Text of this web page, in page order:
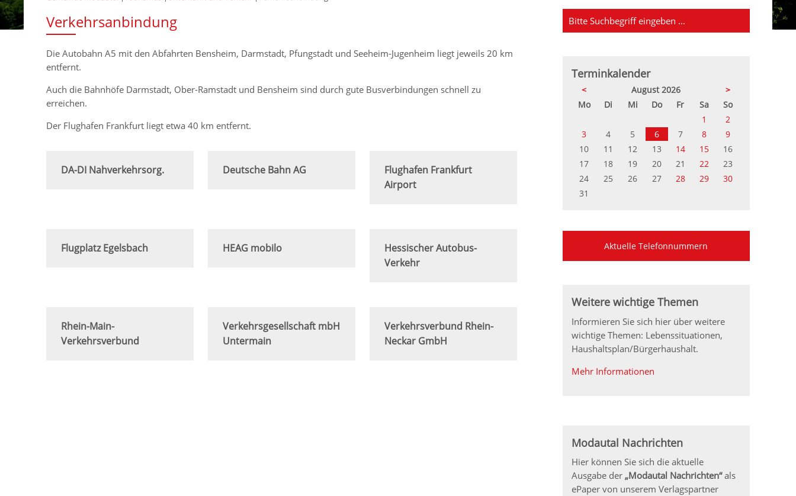
Verkehrsanbindung
Die Autobahn A5 mit den Abfahrten Bensheim, Darmstadt, Pfungstadt und Seeheim-Jugenheim liegt jeweils 20 km
entfernt.
Auch die Bahnhöfe Darmstadt, Ober-Ramstadt und Bensheim sind durch gute Busverbindungen schnell zu
erreichen.
Der Flughafen Frankfurt liegt etwa 40 km entfernt.
DA-DI Nahverkehrsorg. Deutsche Bahn AG
Flughafen Frankfurt
Airport
Flugplatz Egelsbach HEAG mobilo
Hessischer Autobus-
Verkehr
Rhein-Main-
Verkehrsverbund
Verkehrsgesellschaft mbH
Untermain
Verkehrsverbund Rhein-
Neckar GmbH
Terminkalender
< August 2026
>
MontagDi enstag
Mittwoch
Donnerstag
FreitagSamstag
Sonntag
1
2
3
4 5 6 7 8
9
10
11 12 13 14 15
16
17
18 19 20 21 22
23
24
25 26 27 28 29
30
31
Aktuelle Telefonnummern
Weitere wichtige Themen
Informieren Sie sich hier über weitere
wichtige Themen: Lebenssituationen,
Haushaltsplan/Bürgerhaushalt.
Mehr Informationen
Modautal Nachrichten
Hier können Sie sich die aktuelle
Ausgabe der „Modautal Nachrichten“als
ePaper von unserem Verlagspartner